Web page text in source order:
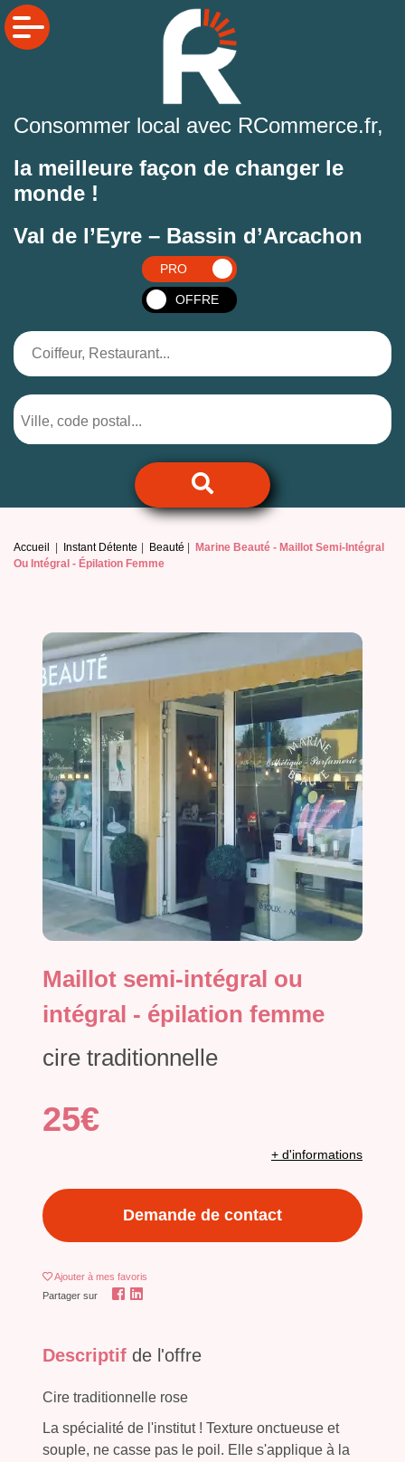
Consommer local avec RCommerce.fr,
la meilleure façon de changer le
monde !
Val de l’Eyre – Bassin d’Arcachon
PRO
OFFRE
Accueil Instant Détente Beauté Marine Beauté - Maillot Semi-Intégral
Ou Intégral - Épilation Femme
Maillot semi-intégral ou
intégral - épilation femme
cire traditionnelle
25€
+ d'informations
Demande de contact
Ajouter à mes favoris
Partager sur
Descriptif de l'offre
Cire traditionnelle rose
La spécialité de l'institut ! Texture onctueuse et
souple, ne casse pas le poil. Elle s'applique à la